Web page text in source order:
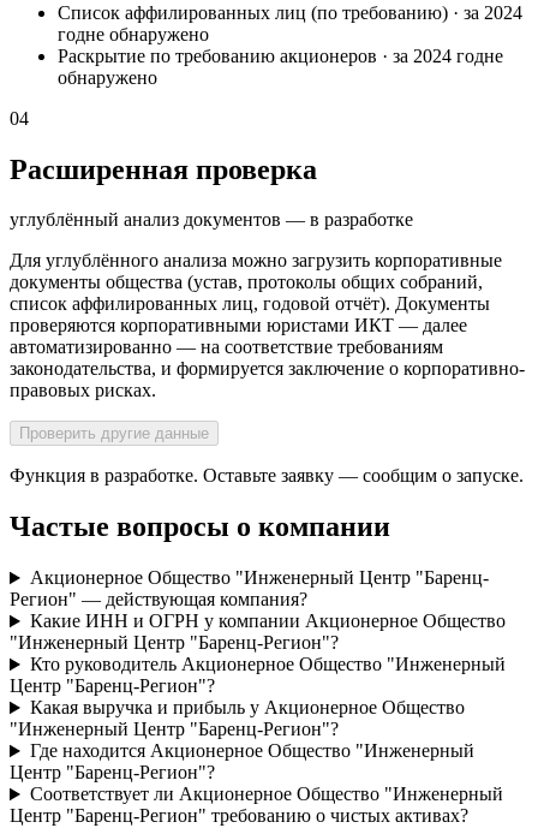
Список аффилированных лиц (по требованию) · за 2024
годне обнаружено
Раскрытие по требованию акционеров · за 2024 годне
обнаружено
04
Расширенная проверка
углублённый анализ документов — в разработке
Для углублённого анализа можно загрузить корпоративные
документы общества (устав, протоколы общих собраний,
список аффилированных лиц, годовой отчёт). Документы
проверяются корпоративными юристами ИКТ — далее
автоматизированно — на соответствие требованиям
законодательства, и формируется заключение о корпоративно-
правовых рисках.
Проверить другие данные
Функция в разработке. Оставьте заявку — сообщим о запуске.
Частые вопросы о компании
Акционерное Общество "Инженерный Центр "Баренц-
Регион" — действующая компания?
Какие ИНН и ОГРН у компании Акционерное Общество
"Инженерный Центр "Баренц-Регион"?
Кто руководитель Акционерное Общество "Инженерный
Центр "Баренц-Регион"?
Какая выручка и прибыль у Акционерное Общество
"Инженерный Центр "Баренц-Регион"?
Где находится Акционерное Общество "Инженерный
Центр "Баренц-Регион"?
Соответствует ли Акционерное Общество "Инженерный
Центр "Баренц-Регион" требованию о чистых активах?